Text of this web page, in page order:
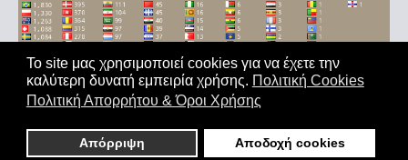
Το site μας χρησιμοποιεί cookies για να έχετε την
καλύτερη δυνατή εμπειρία χρήσης. Πολιτική Cookies
Πολιτική Απορρήτου & Όροι Χρήσης
Απόρριψη Αποδοχή cookies
Αρχική|'Οροι Χρήσης|Επικοινωνία
παντός δικαιώματος